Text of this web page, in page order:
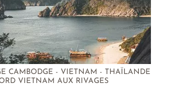
CAMBODGE - VIETNAM - THAÏLANDE
VIETNAM AUX RIVAGES